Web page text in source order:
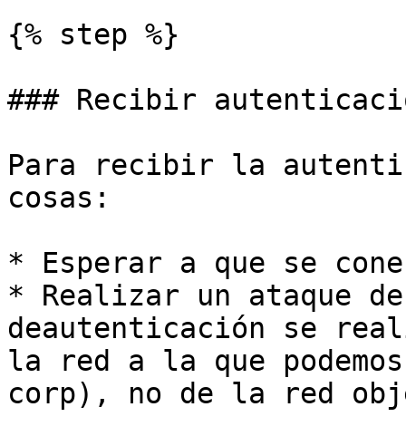
{% step %}
### Recibir
Para recibir la
cosas:
* Esperar a que se
* Realizar un ataque
deautenticación se
la red a la que
corp), no de la red